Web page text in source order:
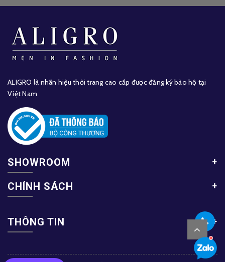
ALIGRO là nhãn hiệu thời trang cao cấp được đăng ký bảo hộ tại
Việt Nam
SHOWROOM
CHÍNH SÁCH
THÔNG TIN